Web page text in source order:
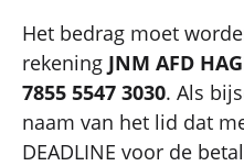
Het bedrag moet
rekening JNM AFD
7855 5547 3030. Als
naam van het lid dat
DEADLINE voor de